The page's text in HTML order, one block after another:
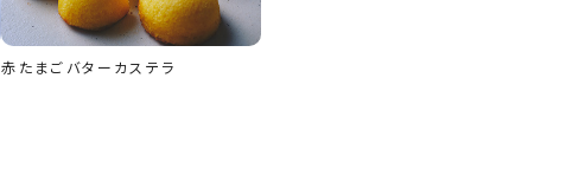
赤たまごバターカステラ